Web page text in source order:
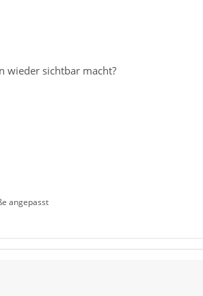
wieder sichtbar macht?
angepasst